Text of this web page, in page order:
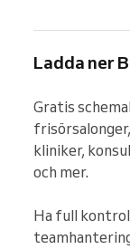
Ladda ner
Gratis
kliniker,
och mer.
Ha full